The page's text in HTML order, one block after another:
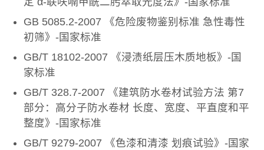
GB 5085.2-2007 《危险废物鉴别标准 急性毒性
初筛》-国家标准
GB/T 18102-2007 《浸渍纸层压木质地板》-国
家标准
GB/T 328.7-2007 《建筑防水卷材试验方法 第7
部分：高分子防水卷材 长度、宽度、平直度和平
整度》-国家标准
GB/T 9279-2007 《色漆和清漆 划痕试验》-国家